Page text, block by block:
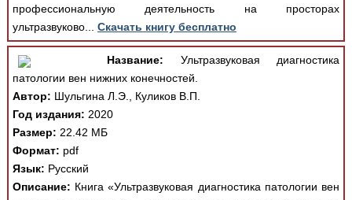
профессиональную деятельность на просторах
ультразвуково... Скачать книгу бесплатно
Название: Ультразвуковая диагностика
патологии вен нижних конечностей.
Автор: Шульгина Л.Э., Куликов В.П.
Год издания: 2020
Размер: 22.42 МБ
Формат: pdf
Язык: Русский
Описание: Книга «Ультразвуковая диагностика патологии вен